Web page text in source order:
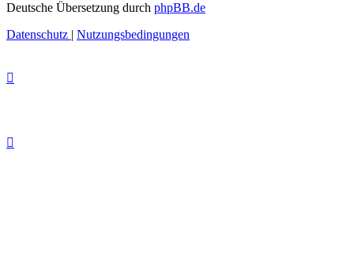
Deutsche Übersetzung durch phpBB.de
Datenschutz | Nutzungsbedingungen